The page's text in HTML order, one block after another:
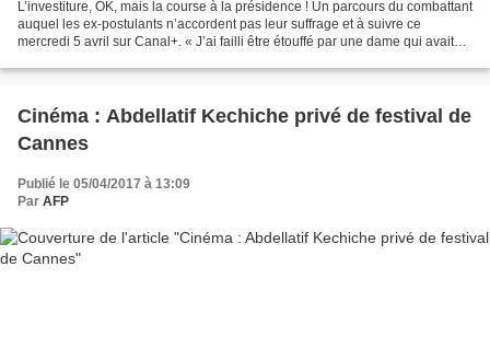
L’investiture, OK, mais la course à la présidence ! Un parcours du combattant
auquel les ex-postulants n’accordent pas leur suffrage et à suivre ce
mercredi 5 avril sur Canal+. « J’ai failli être étouffé par une dame qui avait
Cinéma : Abdellatif Kechiche privé de festival de
Cannes
Publié le 05/04/2017 à 13:09
Par AFP